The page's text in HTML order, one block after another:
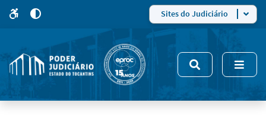
site
5
modo
de
alto
Sites do Judiciário